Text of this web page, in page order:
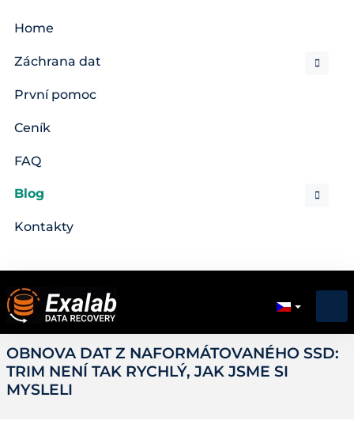
Home
Záchrana dat
První pomoc
Ceník
FAQ
Blog
Kontakty
OBNOVA DAT Z NAFORMÁTOVANÉHO SSD:
TRIM NENÍ TAK RYCHLÝ, JAK JSME SI
MYSLELI